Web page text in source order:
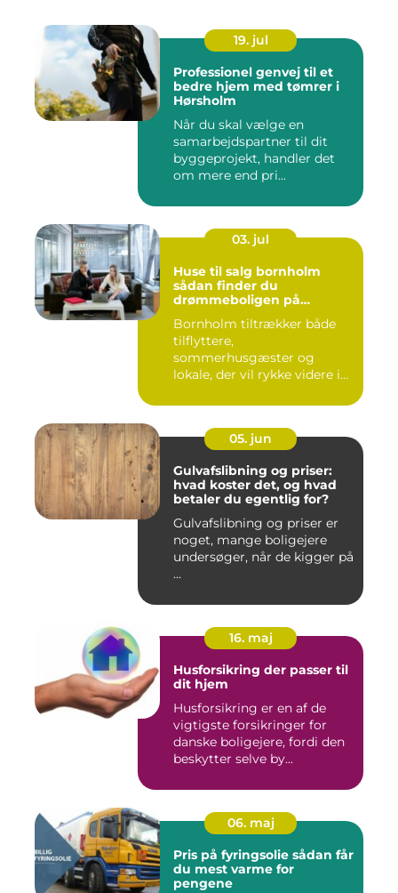
19. jul
Professionel genvej til et
bedre hjem med tømrer i
Hørsholm
Når du skal vælge en
samarbejdspartner til dit
byggeprojekt, handler det
om mere end pri...
03. jul
Huse til salg bornholm
sådan finder du
drømmeboligen på
Bornholm tiltrækker både
tilflyttere,
sommerhusgæster og
lokale, der vil rykke videre i
05. jun
Gulvafslibning og priser:
hvad koster det, og hvad
betaler du egentlig for?
Gulvafslibning og priser er
noget, mange boligejere
undersøger, når de kigger på
...
16. maj
Husforsikring der passer til
dit hjem
Husforsikring er en af de
vigtigste forsikringer for
danske boligejere, fordi den
beskytter selve by...
06. maj
Pris på fyringsolie sådan får
du mest varme for
pengene